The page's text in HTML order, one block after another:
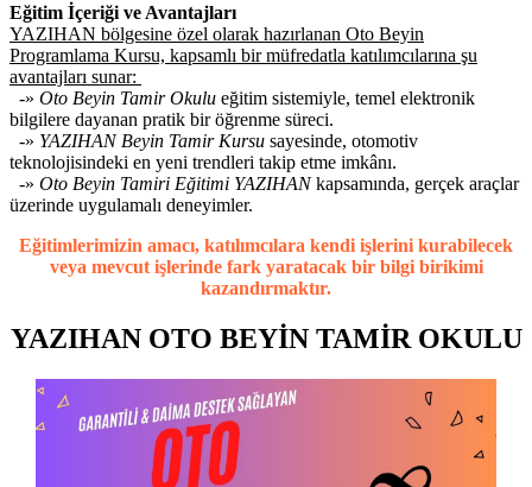
Eğitim İçeriği ve Avantajları
YAZIHAN bölgesine özel olarak hazırlanan Oto Beyin
Programlama Kursu, kapsamlı bir müfredatla katılımcılarına şu
avantajları sunar:
-» Oto Beyin Tamir Okulu eğitim sistemiyle, temel elektronik
bilgilere dayanan pratik bir öğrenme süreci.
-» YAZIHAN Beyin Tamir Kursu sayesinde, otomotiv
teknolojisindeki en yeni trendleri takip etme imkânı.
-» Oto Beyin Tamiri Eğitimi YAZIHANkapsamında, gerçek araçlar
üzerinde uygulamalı deneyimler.
Eğitimlerimizin amacı, katılımcılara kendi işlerini kurabilecek
veya mevcut işlerinde fark yaratacak bir bilgi birikimi
kazandırmaktır.
YAZIHAN OTO BEYİN TAMİR OKULU